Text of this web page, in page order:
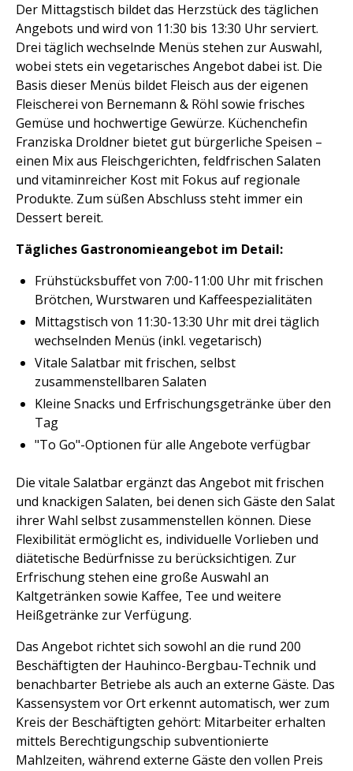
Der Mittagstisch bildet das Herzstück des täglichen
Angebots und wird von 11:30 bis 13:30 Uhr serviert.
Drei täglich wechselnde Menüs stehen zur Auswahl,
wobei stets ein vegetarisches Angebot dabei ist. Die
Basis dieser Menüs bildet Fleisch aus der eigenen
Fleischerei von Bernemann & Röhl sowie frisches
Gemüse und hochwertige Gewürze. Küchenchefin
Franziska Droldner bietet gut bürgerliche Speisen –
einen Mix aus Fleischgerichten, feldfrischen Salaten
und vitaminreicher Kost mit Fokus auf regionale
Produkte. Zum süßen Abschluss steht immer ein
Dessert bereit.
Tägliches Gastronomieangebot im Detail:
Frühstücksbuffet von 7:00-11:00 Uhr mit frischen
Brötchen, Wurstwaren und Kaffeespezialitäten
Mittagstisch von 11:30-13:30 Uhr mit drei täglich
wechselnden Menüs (inkl. vegetarisch)
Vitale Salatbar mit frischen, selbst
zusammenstellbaren Salaten
Kleine Snacks und Erfrischungsgetränke über den
Tag
"To Go"-Optionen für alle Angebote verfügbar
Die vitale Salatbar ergänzt das Angebot mit frischen
und knackigen Salaten, bei denen sich Gäste den Salat
ihrer Wahl selbst zusammenstellen können. Diese
Flexibilität ermöglicht es, individuelle Vorlieben und
diätetische Bedürfnisse zu berücksichtigen. Zur
Erfrischung stehen eine große Auswahl an
Kaltgetränken sowie Kaffee, Tee und weitere
Heißgetränke zur Verfügung.
Das Angebot richtet sich sowohl an die rund 200
Beschäftigten der Hauhinco-Bergbau-Technik und
benachbarter Betriebe als auch an externe Gäste. Das
Kassensystem vor Ort erkennt automatisch, wer zum
Kreis der Beschäftigten gehört: Mitarbeiter erhalten
mittels Berechtigungschip subventionierte
Mahlzeiten, während externe Gäste den vollen Preis